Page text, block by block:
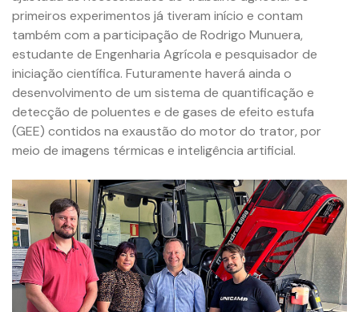
primeiros experimentos já tiveram início e contam
também com a participação de Rodrigo Munuera,
estudante de Engenharia Agrícola e pesquisador de
iniciação científica. Futuramente haverá ainda o
desenvolvimento de um sistema de quantificação e
detecção de poluentes e de gases de efeito estufa
(GEE) contidos na exaustão do motor do trator, por
meio de imagens térmicas e inteligência artificial.